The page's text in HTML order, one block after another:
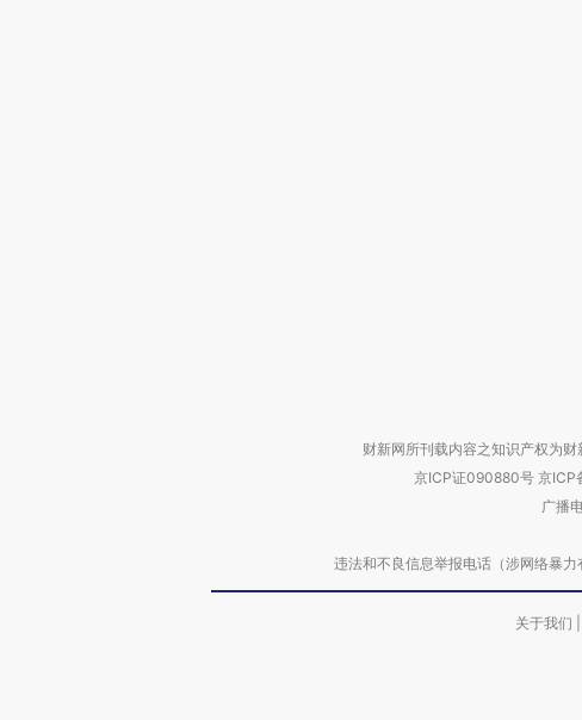
财新网所刊载内容之知识产权为
京ICP证090880号 京ICP
广播
违法和不良信息举报电话（涉网络暴
关于我们